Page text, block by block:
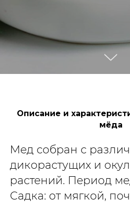
Описание и
мёда
Мед собран с
дикорастущих и
растений. Период
Садка: от мягкой,